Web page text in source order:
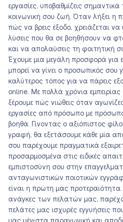
εργασίες, υποβαθμίζεις
κοινωνική σου ζωή. Όταν λήξει η
πώς να βρεις έξοδο, χρειάζεται να
λύσεις που θα σε βοηθήσουν να
και να απολαύσεις τη φοιτητική
Έχουμε μια μεγάλη προσφορά για
μπορεί να γίνει ο προσωπικός σου
καλύτερος τόπος για να πάρεις
online. Με πολλά χρόνια
ξέρουμε πώς νιώθεις όταν
εργασίες από πρόσωπο με
βοηθά. Γίνοντας ο αξιόπιστος
γραφή, θα εξετάσουμε κάθε μία
σου παρέχουμε πραγματικά
προσαρμοσμένα στις ειδικές
εμπιστοσύνη σου στην
ανταγωνιστικών ποιοτικών
είναι η πρώτη μας
ανάγκες των πελατών μας,
πελάτες μας ισχυρές εγγυήσεις